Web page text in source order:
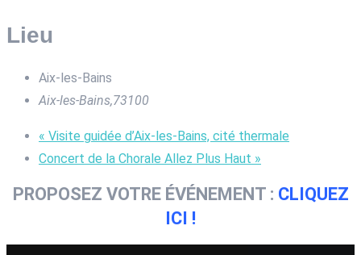
Lieu
Aix-les-Bains
Aix-les-Bains,73100
« Visite guidée d’Aix-les-Bains, cité thermale
Concert de la Chorale Allez Plus Haut »
PROPOSEZ VOTRE ÉVÉNEMENT : CLIQUEZ
ICI !